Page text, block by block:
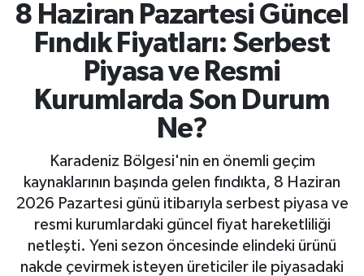
8 Haziran Pazartesi Güncel
Fındık Fiyatları: Serbest
Piyasa ve Resmi
Kurumlarda Son Durum
Ne?
Karadeniz Bölgesi'nin en önemli geçim
kaynaklarının başında gelen fındıkta, 8 Haziran
2026 Pazartesi günü itibarıyla serbest piyasa ve
resmi kurumlardaki güncel fiyat hareketliliği
netleşti. Yeni sezon öncesinde elindeki ürünü
nakde çevirmek isteyen üreticiler ile piyasadaki